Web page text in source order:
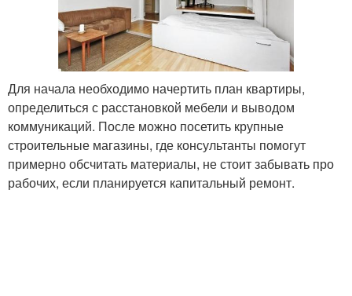
Для начала необходимо начертить план квартиры,
определиться с расстановкой мебели и выводом
коммуникаций. После можно посетить крупные
строительные магазины, где консультанты помогут
примерно обсчитать материалы, не стоит забывать про
рабочих, если планируется капитальный ремонт.